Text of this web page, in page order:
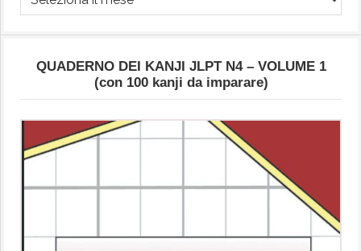
Articoli
QUADERNO DEI KANJI JLPT N4 – VOLUME 1
(con 100 kanji da imparare)